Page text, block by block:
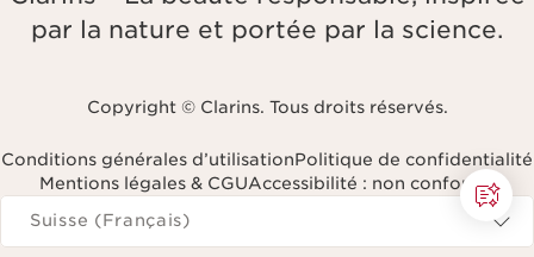
par la nature et portée par la science.
Copyright © Clarins. Tous droits réservés.
Conditions générales d’utilisationPolitique de confidentialité
Mentions légales & CGUAccessibilité : non conforme
Naviguer vers
Suisse (Français)